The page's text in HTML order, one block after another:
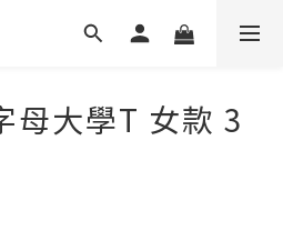
母大學T 女款 3